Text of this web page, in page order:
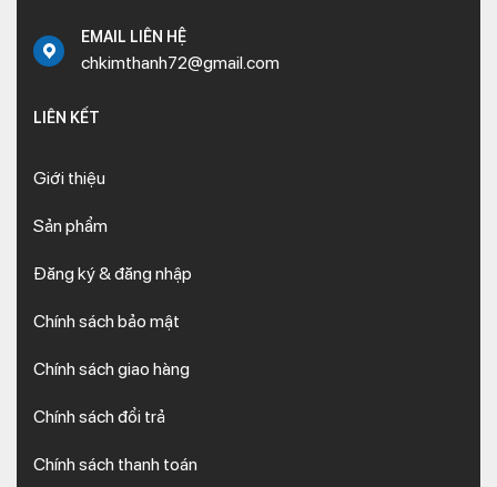
EMAIL LIÊN HỆ
chkimthanh72@gmail.com
LIÊN KẾT
Giới thiệu
Sản phẩm
Đăng ký & đăng nhập
Chính sách bảo mật
Chính sách giao hàng
Chính sách đổi trả
Chính sách thanh toán